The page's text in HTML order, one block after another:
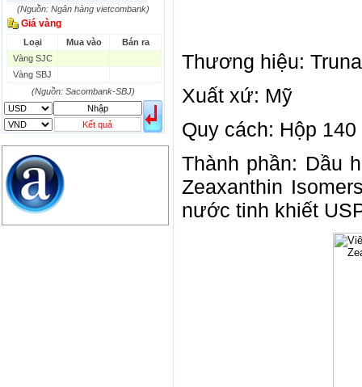
HKD
2906.04
3028.6
SGD
16755.29
THB
666.2
786.99
CAD
CHF
DKK
0
3531.88
INR
KRW
18.01
MYR
NOK
RMB
RUB
(Nguồn: Ngân hàng vietcombank)
Giá vàng
Loại Mua vào
Bán ra
Vàng SJC
Vàng SBJ
(Nguồn: Sacombank-SBJ)
Kết quả
Thương hiệu:
Xuất xứ: Mỹ
Quy cách: Hộp 140
Thành phần: Dầu
Zeaxanthin
nước tinh khiết